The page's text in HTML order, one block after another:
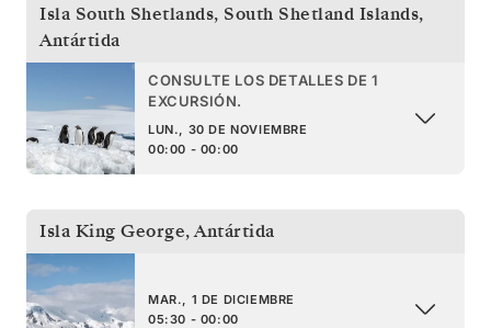
Isla South Shetlands, South Shetland Islands,
Antártida
CONSULTE LOS DETALLES DE 1
EXCURSIÓN.
LUN., 30 DE NOVIEMBRE
00:00 - 00:00
Isla King George,Antártida
MAR., 1 DE DICIEMBRE
05:30 - 00:00